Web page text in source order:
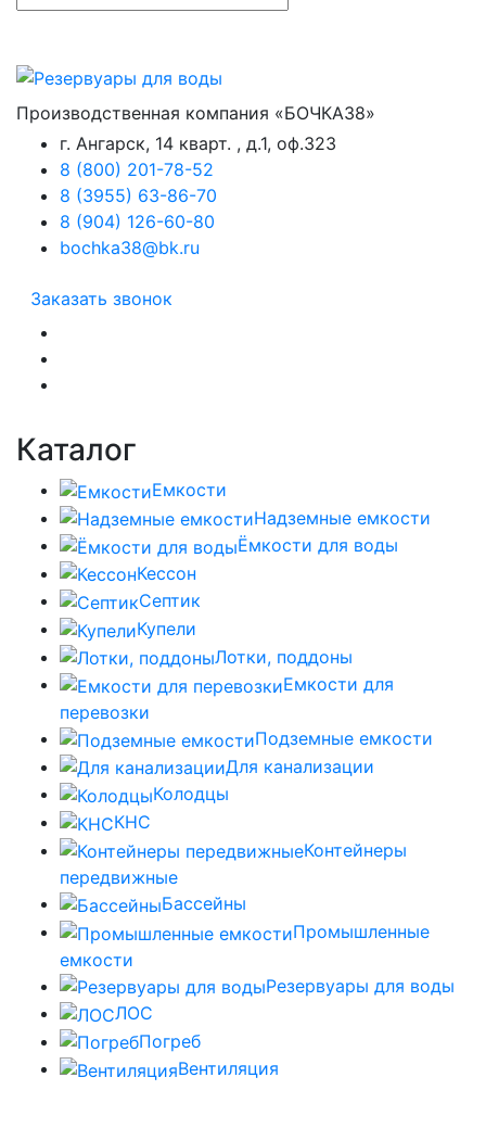
Производственная компания «БОЧКА38»
г. Ангарск, 14 кварт. , д.1, оф.323
8 (800) 201-78-52
8 (3955) 63-86-70
8 (904) 126-60-80
bochka38@bk.ru
Заказать звонок
Каталог
Емкости
Надземные емкости
Ёмкости для воды
Кессон
Септик
Купели
Лотки, поддоны
Емкости для
перевозки
Подземные емкости
Для канализации
Колодцы
КНС
Контейнеры
передвижные
Бассейны
Промышленные
емкости
Резервуары для воды
ЛОС
Погреб
Вентиляция